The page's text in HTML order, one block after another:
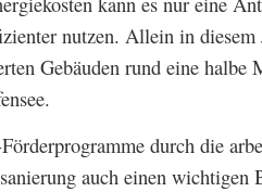
nutzen. Allein in diesem
Gebäuden rund eine halbe
durch die
auch einen wichtigen